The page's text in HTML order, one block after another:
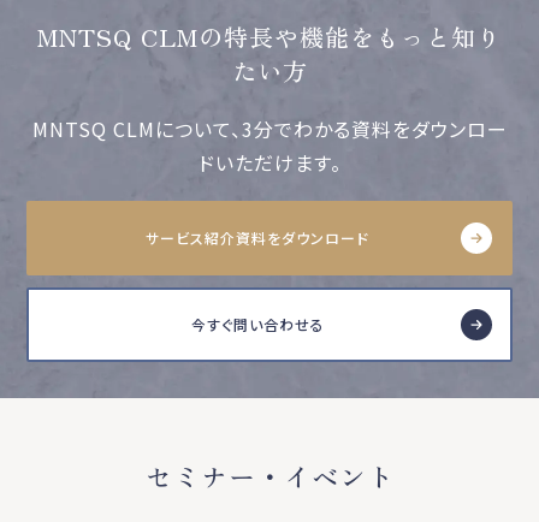
MNTSQ CLMの特長や機能をもっと知り
たい方
MNTSQ CLMについて、3分でわかる資料をダウンロー
ドいただけます。
サービス紹介資料をダウンロード
今すぐ問い合わせる
セミナー・イベント